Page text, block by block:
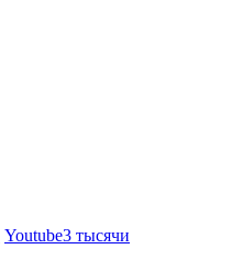
Youtube3 тысячи